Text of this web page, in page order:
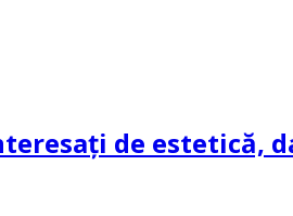
de estetică,